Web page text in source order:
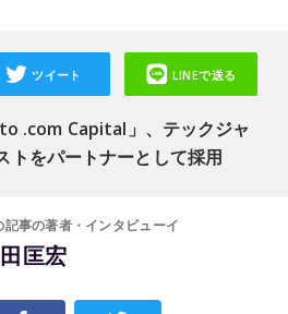
.com Capital」、テックジャ
トをパートナーとして採用
ツイート LINEで送る
記事の著者・インタビューイ
匡宏